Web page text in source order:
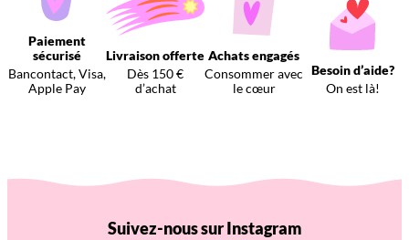
Paiement
sécurisé
Bancontact, Visa,
Apple Pay
Livraison offerte
Dès 150 €
d’achat
Achats engagés
Consommer avec
le cœur
Besoin d’aide?
On est là!
Suivez-nous sur Instagram